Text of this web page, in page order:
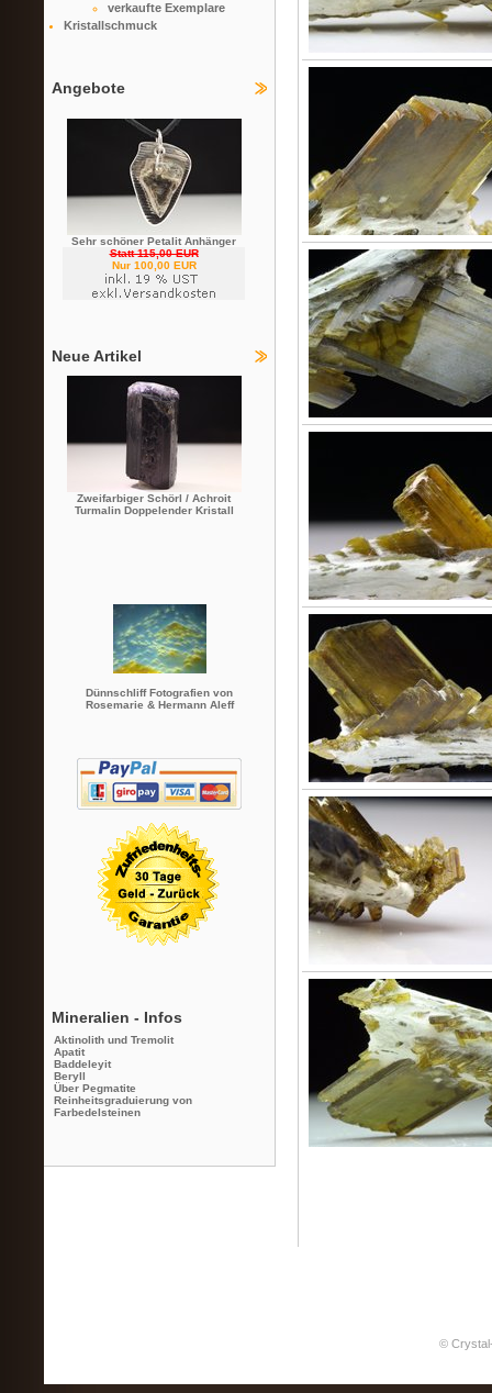
verkaufte Exemplare
Kristallschmuck
Angebote
Sehr schöner Petalit Anhänger
Statt 115,00 EUR
Nur 100,00 EUR
Neue Artikel
Zweifarbiger Schörl / Achroit
Turmalin Doppelender Kristall
Dünnschliff Fotografien von
Rosemarie & Hermann Aleff
Mineralien - Infos
Aktinolith und Tremolit
Apatit
Baddeleyit
Beryll
Über Pegmatite
Reinheitsgraduierung von
Farbedelsteinen
©